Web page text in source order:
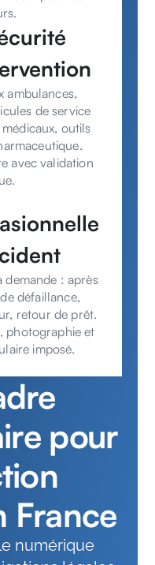
ambulances,
de service
outils
avec validation
demande : après
défaillance,
retour de prêt.
photographie et
imposé.
pour
France
numérique